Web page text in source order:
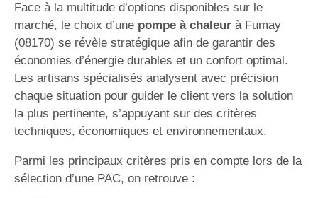
Face à la multitude d’options disponibles sur le
marché, le choix d’une pompe à chaleur à Fumay
(08170) se révèle stratégique afin de garantir des
économies d’énergie durables et un confort optimal.
Les artisans spécialisés analysent avec précision
chaque situation pour guider le client vers la solution
la plus pertinente, s’appuyant sur des critères
techniques, économiques et environnementaux.
Parmi les principaux critères pris en compte lors de la
sélection d’une PAC, on retrouve :